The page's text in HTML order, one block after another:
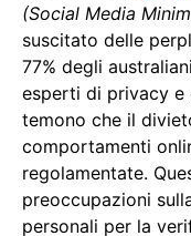
(Social Media
suscitato delle
77% degli
esperti di privacy
temono che il
comportamenti
regolamentate.
preoccupazioni
personali per la